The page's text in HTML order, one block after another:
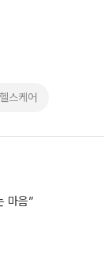
스케어
마음”